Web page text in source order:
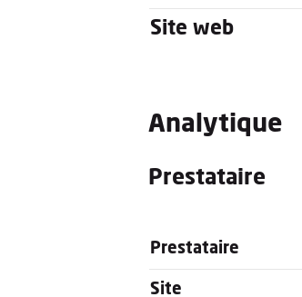
Site web
Analytique
Prestataire
Prestataire
Site